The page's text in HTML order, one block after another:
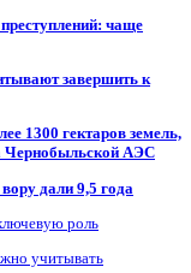
чаще
завершить к
1300 гектаров земель,
Чернобыльской АЭС
дали 9,5 года
роль
учитывать